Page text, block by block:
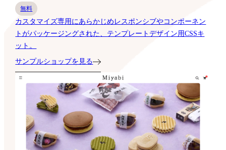
無料
カスタマイズ専用にあらかじめレスポンシブやコンポーネン
トがパッケージングされた、テンプレートデザイン用CSSキ
ット。
サンプルショップを見る